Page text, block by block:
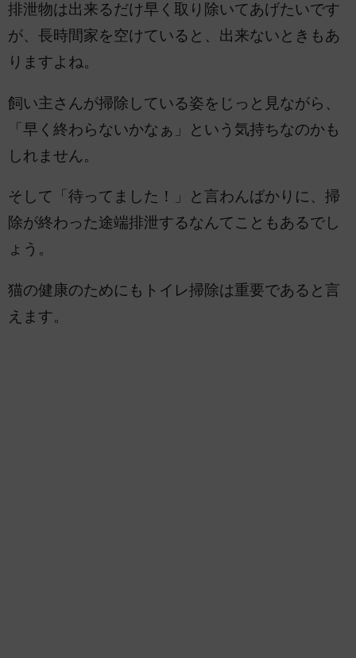
排泄物は出来るだけ早く取り除いてあげたいです
が、長時間家を空けていると、出来ないときもあ
りますよね。
飼い主さんが掃除している姿をじっと見ながら、
「早く終わらないかなぁ」という気持ちなのかも
しれません。
そして「待ってました！」と言わんばかりに、掃
除が終わった途端排泄するなんてこともあるでし
ょう。
猫の健康のためにもトイレ掃除は重要であると言
えます。